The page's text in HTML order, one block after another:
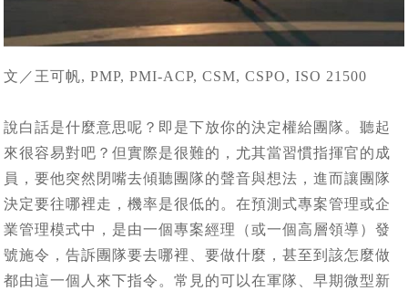
文／王可帆, PMP, PMI-ACP, CSM, CSPO, ISO 21500
說白話是什麼意思呢？即是下放你的決定權給團隊。聽起
來很容易對吧？但實際是很難的，尤其當習慣指揮官的成
員，要他突然閉嘴去傾聽團隊的聲音與想法，進而讓團隊
決定要往哪裡走，機率是很低的。在預測式專案管理或企
業管理模式中，是由一個專案經理（或一個高層領導）發
號施令，告訴團隊要去哪裡、要做什麼，甚至到該怎麼做
都由這一個人來下指令。常見的可以在軍隊、早期微型新